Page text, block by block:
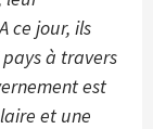
ce jour, ils
à travers
est
et une